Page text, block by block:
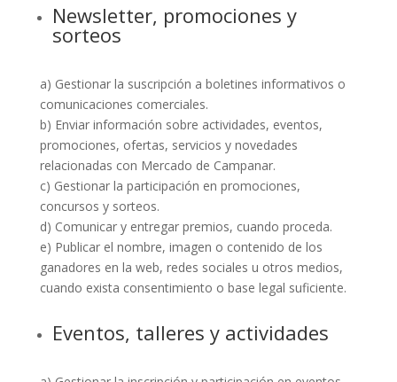
Newsletter, promociones y
sorteos
a) Gestionar la suscripción a boletines informativos o
comunicaciones comerciales.
b) Enviar información sobre actividades, eventos,
promociones, ofertas, servicios y novedades
relacionadas con Mercado de Campanar.
c) Gestionar la participación en promociones,
concursos y sorteos.
d) Comunicar y entregar premios, cuando proceda.
e) Publicar el nombre, imagen o contenido de los
ganadores en la web, redes sociales u otros medios,
cuando exista consentimiento o base legal suficiente.
Eventos, talleres y actividades